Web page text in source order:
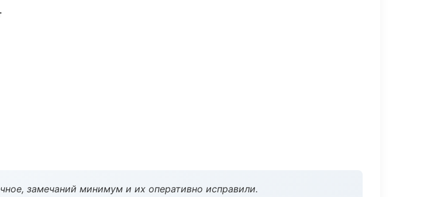
замечаний минимум и их оперативно исправили.